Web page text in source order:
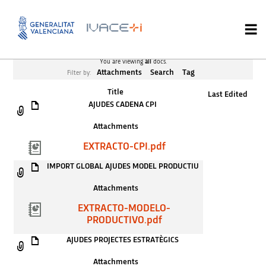
You are viewing all
docs.
Filter by:
Attachments Search Tag
Title
Last Edited
AJUDES CADENA CPI
Attachments
EXTRACTO-CPI.pdf
IMPORT GLOBAL AJUDES MODEL PRODUCTIU
Attachments
EXTRACTO-MODELO-
PRODUCTIVO.pdf
AJUDES PROJECTES ESTRATÈGICS
Attachments